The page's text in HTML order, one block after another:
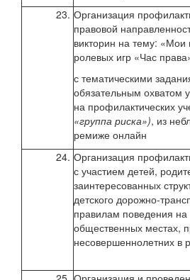
23. Организация
правовой
викторин на тему: «Мои
ролевых игр «Час
с тематическими
обязательным охватом
на профилактических
«группа риска»), из
ремиже онлайн
24. Организация
с участием детей,
заинтересованных
детского дорожно-
правилам поведения
общественных местах,
несовершеннолетних в